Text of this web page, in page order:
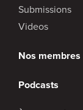
Submissions
Videos
Nos membres
Podcasts